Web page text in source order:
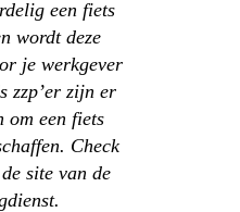
een fiets
wordt deze
je werkgever
zzp’er zijn er
om een fiets
Check
site van de